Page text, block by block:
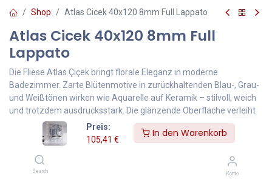
Preis:
105,41 €
In den Warenkorb
Search Konto
Shop Atlas Cicek 40x120 8mm Full Lappato
Atlas Cicek 40x120 8mm Full
Lappato
Die Fliese Atlas Çiçek bringt florale Eleganz in moderne
Badezimmer. Zarte Blütenmotive in zurückhaltenden Blau-, Grau-
und Weißtönen wirken wie Aquarelle auf Keramik – stilvoll, weich
und trotzdem ausdrucksstark. Die glänzende Oberfläche verleiht
Tiefe und reflektiert das Licht sanft, wodurch Räume heller und
großzügiger wirken.
105,41